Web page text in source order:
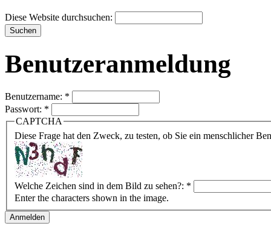
Diese Website durchsuchen:
Benutzeranmeldung
Benutzername: *
Passwort: *
CAPTCHA
Diese Frage hat den Zweck, zu testen, ob Sie ein menschlicher
Welche Zeichen sind in dem Bild zu sehen?: *
Enter the characters shown in the image.